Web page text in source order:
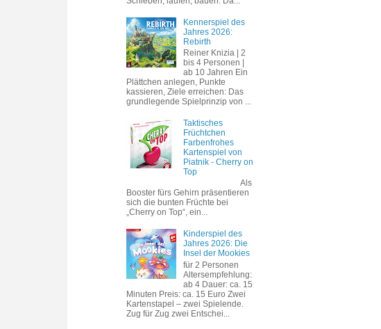
Kennerspiel des
Jahres 2026:
Rebirth
Reiner Knizia | 2
bis 4 Personen |
ab 10 Jahren Ein
Plättchen anlegen, Punkte
kassieren, Ziele erreichen: Das
grundlegende Spielprinzip von ...
Taktisches
Früchtchen
Farbenfrohes
Kartenspiel von
Piatnik - Cherry on
Top
Als
Booster fürs Gehirn präsentieren
sich die bunten Früchte bei
„Cherry on Top“, ein...
Kinderspiel des
Jahres 2026: Die
Insel der Mookies
für 2 Personen
Altersempfehlung:
ab 4 Dauer: ca. 15
Minuten Preis: ca. 15 Euro Zwei
Kartenstapel – zwei Spielende.
Zug für Zug zwei Entschei...